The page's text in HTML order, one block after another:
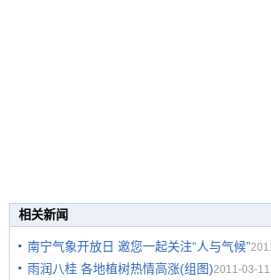
相关新闻
南宁气象开放日 邀您一起关注“人与气候”
雨润八桂 各地植树热情高涨(组图)2011-03-